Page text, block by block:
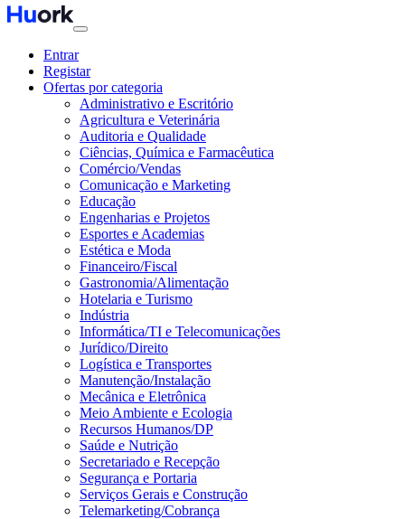
Entrar
Registar
Ofertas por categoria
Administrativo e Escritório
Agricultura e Veterinária
Auditoria e Qualidade
Ciências, Química e Farmacêutica
Comércio/Vendas
Comunicação e Marketing
Educação
Engenharias e Projetos
Esportes e Academias
Estética e Moda
Financeiro/Fiscal
Gastronomia/Alimentação
Hotelaria e Turismo
Indústria
Informática/TI e Telecomunicações
Jurídico/Direito
Logística e Transportes
Manutenção/Instalação
Mecânica e Eletrônica
Meio Ambiente e Ecologia
Recursos Humanos/DP
Saúde e Nutrição
Secretariado e Recepção
Segurança e Portaria
Serviços Gerais e Construção
Telemarketing/Cobrança